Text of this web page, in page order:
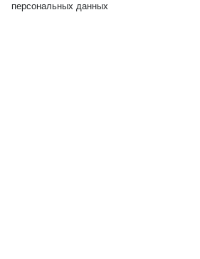
персональных данных